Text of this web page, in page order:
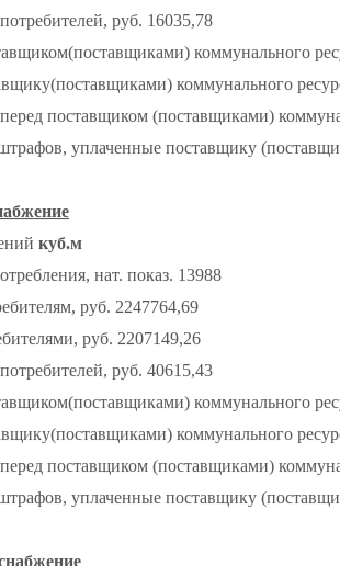
руб. 16035,78
коммунального
коммунального
поставщиком (поставщиками)
уплаченные поставщику
куб.м
нат. показ. 13988
руб. 2247764,69
руб. 2207149,26
руб. 40615,43
коммунального
коммунального
поставщиком (поставщиками)
уплаченные поставщику